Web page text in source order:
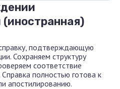
подтверждающую
Сохраняем структуру
соответствие
полностью готова к
апостилированию.